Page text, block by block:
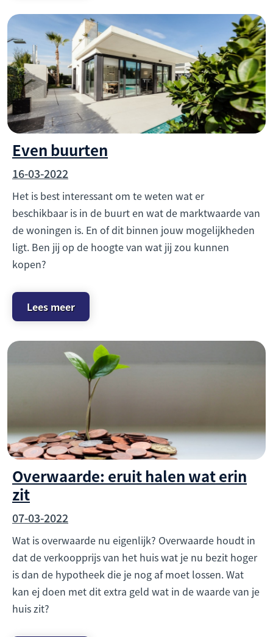
Even buurten
16-03-2022
Het is best interessant om te weten wat er
beschikbaar is in de buurt en wat de marktwaarde van
de woningen is. En of dit binnen jouw mogelijkheden
ligt. Ben jij op de hoogte van wat jij zou kunnen
kopen?
Lees meer
Overwaarde: eruit halen wat erin
zit
07-03-2022
Wat is overwaarde nu eigenlijk? Overwaarde houdt in
dat de verkoopprijs van het huis wat je nu bezit hoger
is dan de hypotheek die je nog af moet lossen. Wat
kan ej doen met dit extra geld wat in de waarde van je
huis zit?